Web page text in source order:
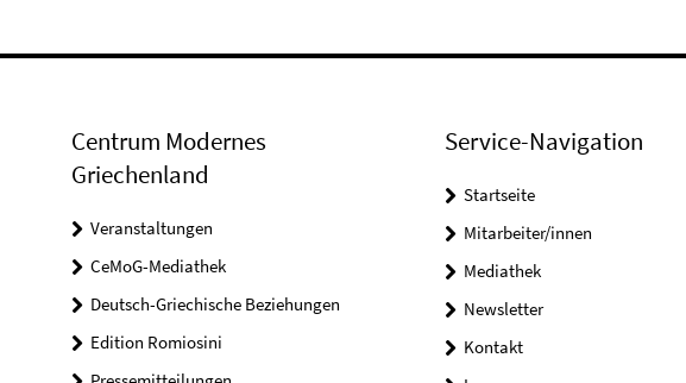
Centrum Modernes
Griechenland
Veranstaltungen
CeMoG-Mediathek
Deutsch-Griechische Beziehungen
Edition Romiosini
Service-Navigation
Startseite
Mitarbeiter/innen
Mediathek
Newsletter
Kontakt